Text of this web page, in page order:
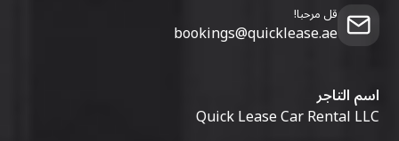
قل مرحبا!
bookings@quicklease.ae
اسم التاجر
Quick Lease Car Rental LLC